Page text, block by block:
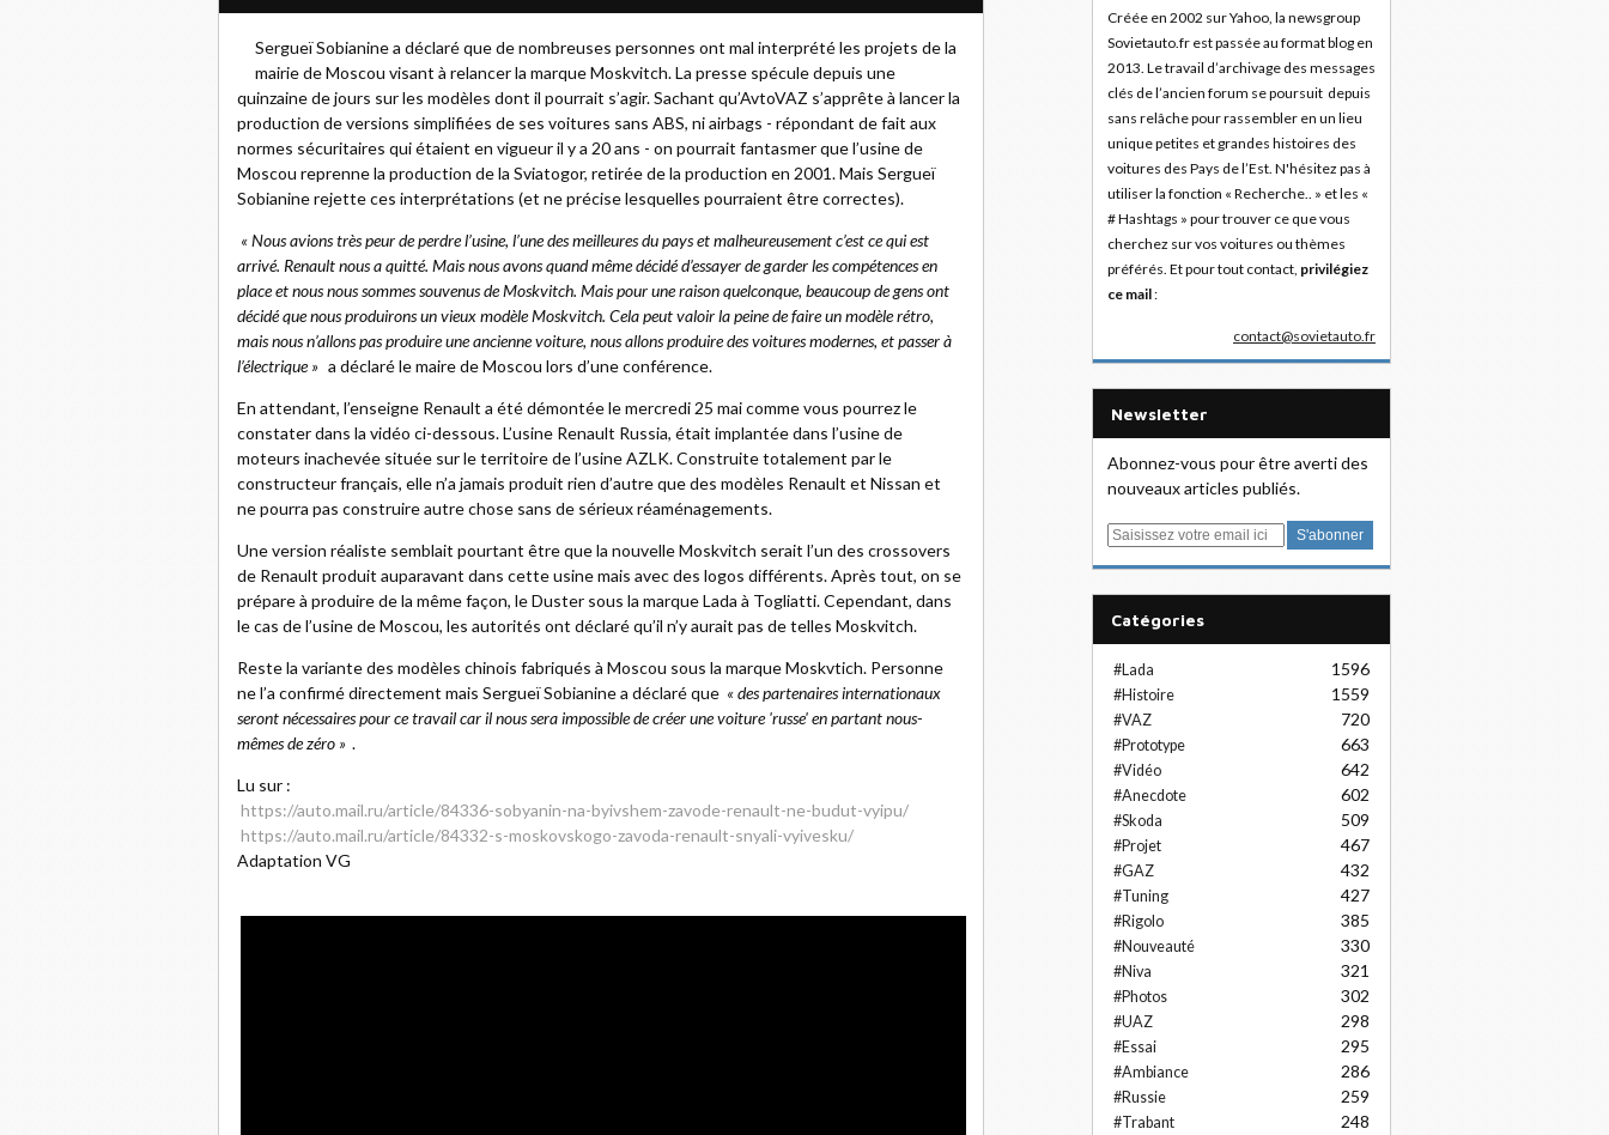
Sergueï Sobianine a déclaré que de nombreuses personnes ont mal interprété les projets de la
mairie de Moscou visant à relancer la marque Moskvitch. La presse spécule depuis une
quinzaine de jours sur les modèles dont il pourrait s’agir. Sachant qu’AvtoVAZ s’apprête à lancer la
production de versions simplifiées de ses voitures sans ABS, ni airbags - répondant de fait aux
normes sécuritaires qui étaient en vigueur il y a 20 ans - on pourrait fantasmer que l’usine de
Moscou reprenne la production de la Sviatogor, retirée de la production en 2001. Mais Sergueï
Sobianine rejette ces interprétations (et ne précise lesquelles pourraient être correctes).
« Nous avions très peur de perdre l’usine, l’une des meilleures du pays et malheureusement c’est ce qui est
arrivé. Renault nous a quitté. Mais nous avons quand même décidé d’essayer de garder les compétences en
place et nous nous sommes souvenus de Moskvitch. Mais pour une raison quelconque, beaucoup de gens ont
décidé que nous produirons un vieux modèle Moskvitch. Cela peut valoir la peine de faire un modèle rétro,
mais nous n’allons pas produire une ancienne voiture, nous allons produire des voitures modernes, et passer à
l’électrique » a déclaré le maire de Moscou lors d’une conférence.
En attendant, l’enseigne Renault a été démontée le mercredi 25 mai comme vous pourrez le
constater dans la vidéo ci-dessous. L’usine Renault Russia, était implantée dans l’usine de
moteurs inachevée située sur le territoire de l’usine AZLK. Construite totalement par le
constructeur français, elle n’a jamais produit rien d’autre que des modèles Renault et Nissan et
ne pourra pas construire autre chose sans de sérieux réaménagements.
Une version réaliste semblait pourtant être que la nouvelle Moskvitch serait l’un des crossovers
de Renault produit auparavant dans cette usine mais avec des logos différents. Après tout, on se
prépare à produire de la même façon, le Duster sous la marque Lada à Togliatti. Cependant, dans
le cas de l’usine de Moscou, les autorités ont déclaré qu’il n’y aurait pas de telles Moskvitch.
Reste la variante des modèles chinois fabriqués à Moscou sous la marque Moskvtich. Personne
ne l’a confirmé directement mais Sergueï Sobianine a déclaré que « des partenaires internationaux
seront nécessaires pour ce travail car il nous sera impossible de créer une voiture 'russe' en partant nous-
mêmes de zéro » .
Lu sur :
https://auto.mail.ru/article/84336-sobyanin-na-byivshem-zavode-renault-ne-budut-vyipu/
https://auto.mail.ru/article/84332-s-moskovskogo-zavoda-renault-snyali-vyivesku/
Adaptation VG
Créée en 2002 sur Yahoo, la newsgroup
Sovietauto.fr est passée au format blog en
2013. Le travail d’archivage des messages
clés de l’ancien forum se poursuit depuis
sans relâche pour rassembler en un lieu
unique petites et grandes histoires des
voitures des Pays de l’Est. N'hésitez pas à
utiliser la fonction « Recherche.. » et les «
# Hashtags » pour trouver ce que vous
cherchez sur vos voitures ou thèmes
préférés. Et pour tout contact, privilégiez
ce mail:
contact@sovietauto.fr
Newsletter
Abonnez-vous pour être averti des
nouveaux articles publiés.
E
Catégories
#Lada 1596
#Histoire 1559
#VAZ 720
#Prototype 663
#Vidéo 642
#Anecdote 602
#Skoda 509
#Projet 467
#GAZ 432
#Tuning 427
#Rigolo 385
#Nouveauté 330
#Niva 321
#Photos 302
#UAZ 298
#Essai 295
#Ambiance 286
#Russie 259
#Trabant 248